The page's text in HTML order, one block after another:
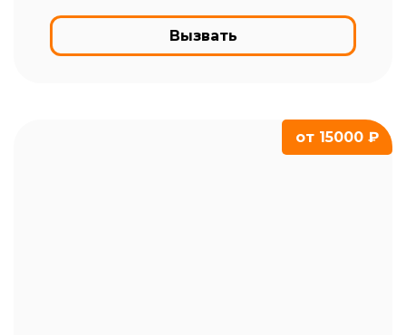
Вызвать
от 15000 ₽